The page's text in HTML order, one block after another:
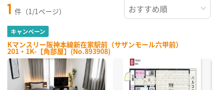
1 件（1/1ページ）
キャンペーン
Kマンスリー阪神本線新在家駅前（サザンモール六甲前）
201・1K-【角部屋】(No.893908)